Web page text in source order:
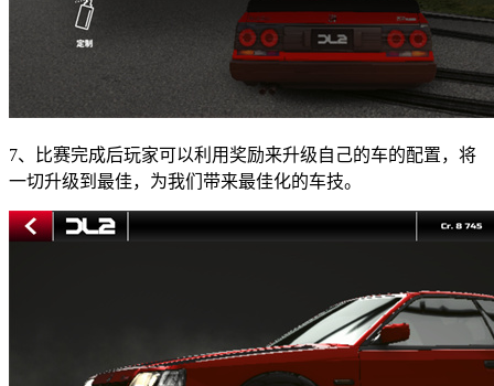
7、比赛完成后玩家可以利用奖励来升级自己的车的配置，将
一切升级到最佳，为我们带来最佳化的车技。